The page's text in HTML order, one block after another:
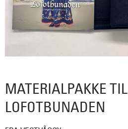
MATERIALPAKKE TIL
LOFOTBUNADEN